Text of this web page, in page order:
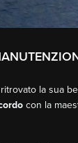
la sua
con la